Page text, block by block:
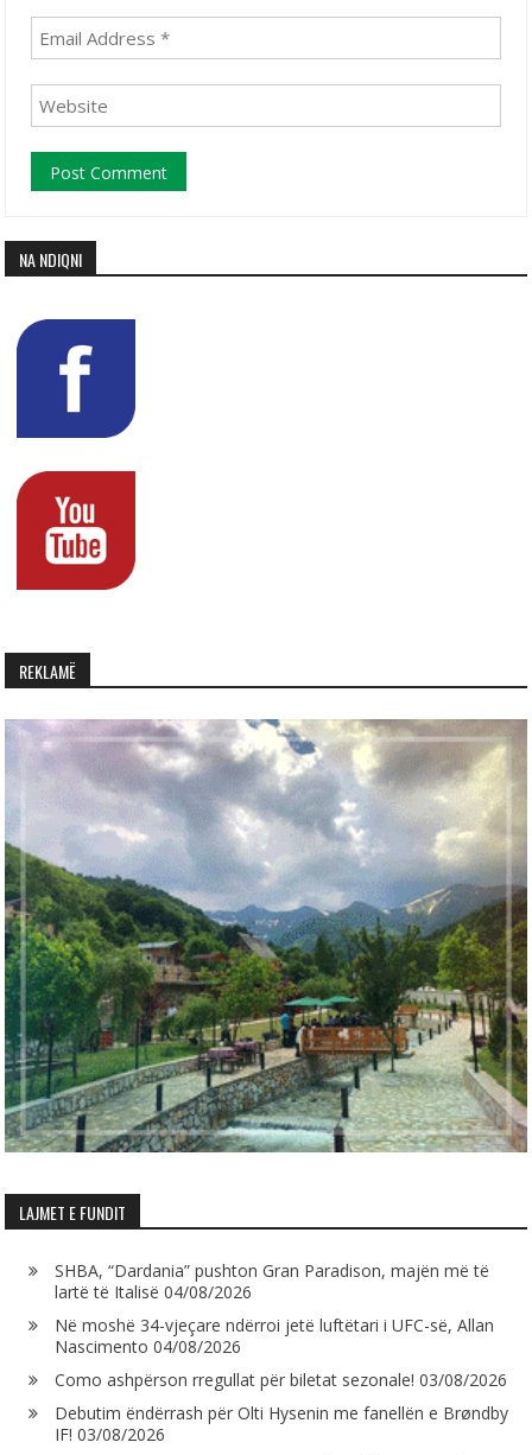
NA NDIQNI
REKLAMË
LAJMET E FUNDIT
SHBA, “Dardania” pushton Gran Paradison, majën më të
lartë të Italisë 04/08/2026
Në moshë 34-vjeçare ndërroi jetë luftëtari i UFC-së, Allan
Nascimento 04/08/2026
Como ashpërson rregullat për biletat sezonale! 03/08/2026
Debutim ëndërrash për Olti Hysenin me fanellën e Brøndby
IF! 03/08/2026